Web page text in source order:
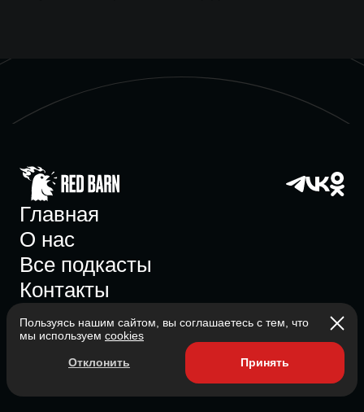
Главная
О нас
Все подкасты
Контакты
Состоит в ассоциации с 2023
Пользуясь нашим сайтом, вы соглашаетесь с тем, что
мы используем cookies
Отклонить Принять